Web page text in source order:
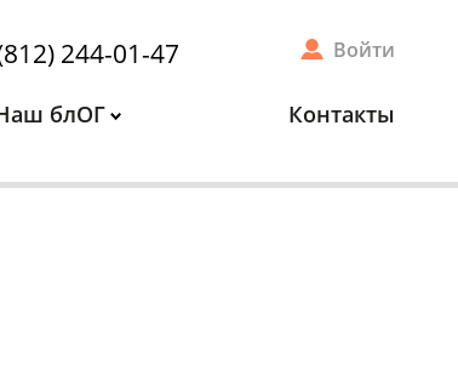
244-01-47 Войти
блОГ Контакты